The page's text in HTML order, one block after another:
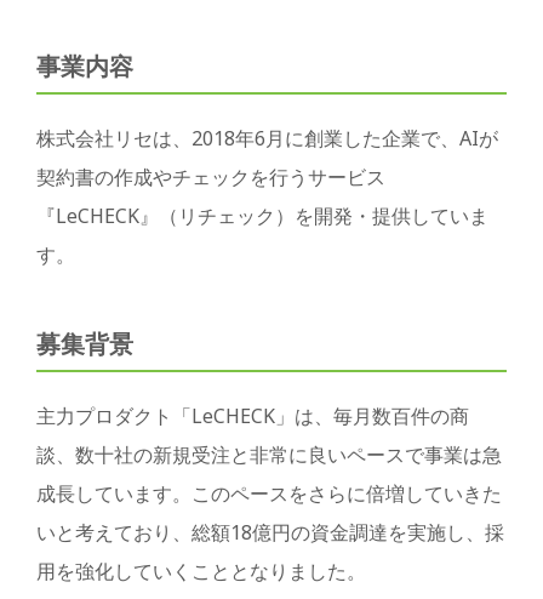
事業内容
株式会社リセは、2018年6月に創業した企業で、AIが
契約書の作成やチェックを行うサービス
『LeCHECK』（リチェック）を開発・提供していま
す。
募集背景
主力プロダクト「LeCHECK」は、毎月数百件の商
談、数十社の新規受注と非常に良いペースで事業は急
成長しています。このペースをさらに倍増していきた
いと考えており、総額18億円の資金調達を実施し、採
用を強化していくこととなりました。